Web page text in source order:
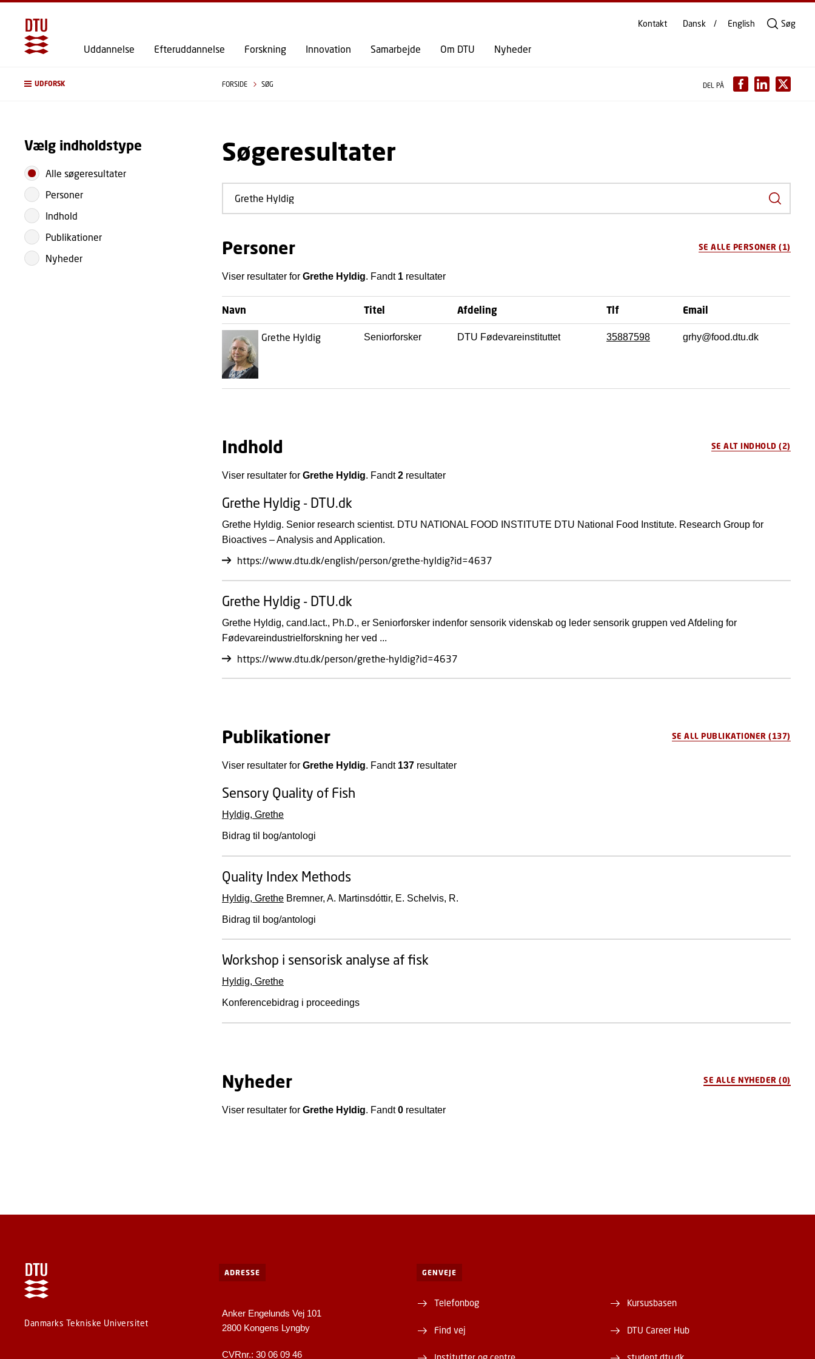
GÅ TIL PRIMÆRT INDHOLD (TRYK ENTER).
Uddannelse Efteruddannelse Forskning Innovation Samarbejde Om DTU Nyheder
Kontakt Dansk English Søg
UDFORSK FORSIDE SØG DEL PÅ
Vælg indholdstype
Alle søgeresultater
Personer
Indhold
Publikationer
Nyheder
Søgeresultater
Indtast
Personer SE ALLE PERSONER (1)
Viser resultater for Grethe Hyldig. Fandt 1resultater
Navn Titel Afdeling Tlf Email
Grethe Hyldig Seniorforsker DTU Fødevareinstituttet 35887598 grhy@food.dtu.dk
Indhold SE ALT INDHOLD (2)
Viser resultater for Grethe Hyldig. Fandt2resultater
Grethe Hyldig - DTU.dk
Grethe Hyldig. Senior research scientist. DTU NATIONAL FOOD INSTITUTE DTU National Food Institute. Research Group for
Bioactives – Analysis and Application.
https://www.dtu.dk/english/person/grethe-hyldig?id=4637
Grethe Hyldig - DTU.dk
Grethe Hyldig, cand.lact., Ph.D., er Seniorforsker indenfor sensorik videnskab og leder sensorik gruppen ved Afdeling for
Fødevareindustrielforskning her ved ...
https://www.dtu.dk/person/grethe-hyldig?id=4637
Publikationer SE ALL PUBLIKATIONER (137)
Viser resultater for Grethe Hyldig. Fandt 137resultater
Sensory Quality of Fish
Hyldig, Grethe
Bidrag til bog/antologi
Quality Index Methods
Hyldig, Grethe Bremner, A. Martinsdóttir, E. Schelvis, R.
Bidrag til bog/antologi
Workshop i sensorisk analyse af fisk
Hyldig, Grethe
Konferencebidrag i proceedings
Nyheder SE ALLE NYHEDER (0)
Viser resultater for Grethe Hyldig. Fandt0resultater
Danmarks Tekniske Universitet
ADRESSE
Anker Engelunds Vej 101
2800 Kongens Lyngby
CVRnr.: 30 06 09 46
GENVEJE
Telefonbog
Find vej
Kursusbasen
DTU Career Hub